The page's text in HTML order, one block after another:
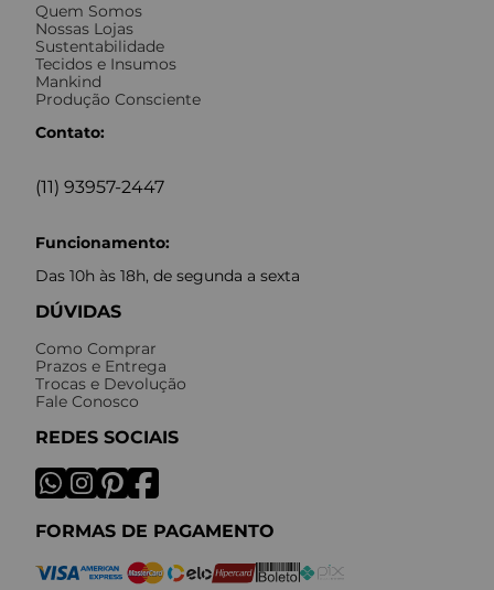
Quem Somos
Nossas Lojas
Sustentabilidade
Tecidos e Insumos
Mankind
Produção Consciente
Contato:
(11) 93957-2447
Funcionamento:
Das 10h às 18h, de segunda a sexta
DÚVIDAS
Como Comprar
Prazos e Entrega
Trocas e Devolução
Fale Conosco
REDES SOCIAIS
FORMAS DE PAGAMENTO